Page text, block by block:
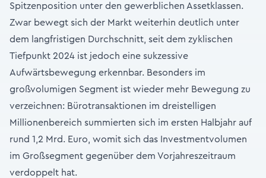
Spitzenposition unter den gewerblichen Assetklassen.
Zwar bewegt sich der Markt weiterhin deutlich unter
dem langfristigen Durchschnitt, seit dem zyklischen
Tiefpunkt 2024 ist jedoch eine sukzessive
Aufwärtsbewegung erkennbar. Besonders im
großvolumigen Segment ist wieder mehr Bewegung zu
verzeichnen: Bürotransaktionen im dreistelligen
Millionenbereich summierten sich im ersten Halbjahr auf
rund 1,2 Mrd. Euro, womit sich das Investmentvolumen
im Großsegment gegenüber dem Vorjahreszeitraum
verdoppelt hat.